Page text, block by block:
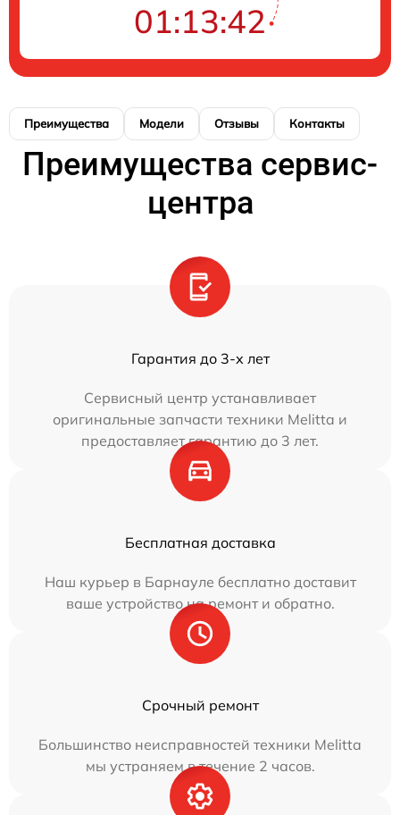
01:13:42
Преимущества Модели Отзывы Контакты
Преимущества сервис-
центра
Гарантия до 3-х лет
Сервисный центр устанавливает
оригинальные запчасти техники Melitta и
предоставляет гарантию до 3 лет.
Бесплатная доставка
Наш курьер в Барнауле бесплатно доставит
ваше устройство на ремонт и обратно.
Срочный ремонт
Большинство неисправностей техники Melitta
мы устраняем в течение 2 часов.